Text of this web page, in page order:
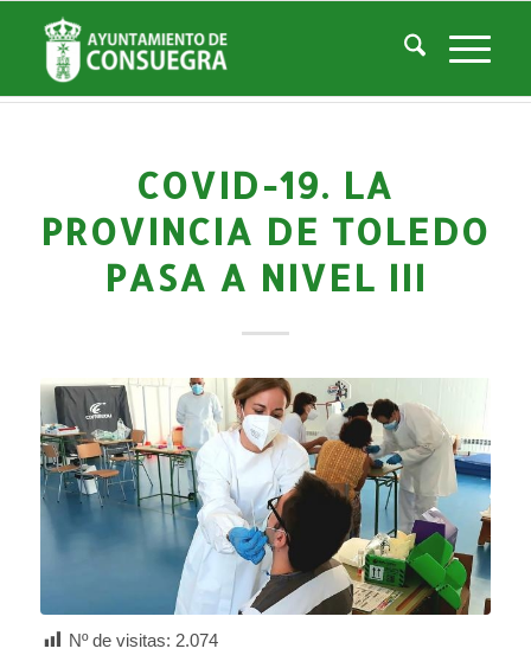
Noticias
Usted está aquí: Inicio / Noticias
Noticias-Actualidad
/ COVID-19. La Provincia de Toledo pasa a NIVEL III
COVID-19. LA
PROVINCIA DE TOLEDO
PASA A NIVEL III
Nº de visitas: 2.074